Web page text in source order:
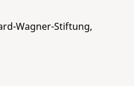
Wagner-Stiftung,